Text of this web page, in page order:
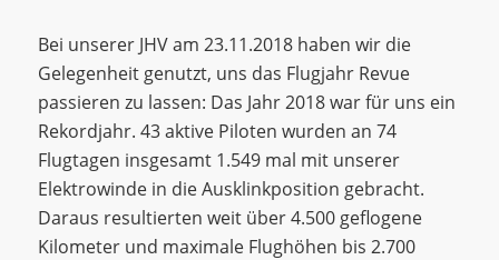
Bei unserer JHV am 23.11.2018 haben wir die
Gelegenheit genutzt, uns das Flugjahr Revue
passieren zu lassen: Das Jahr 2018 war für uns ein
Rekordjahr. 43 aktive Piloten wurden an 74
Flugtagen insgesamt 1.549 mal mit unserer
Elektrowinde in die Ausklinkposition gebracht.
Daraus resultierten weit über 4.500 geflogene
Kilometer und maximale Flughöhen bis 2.700